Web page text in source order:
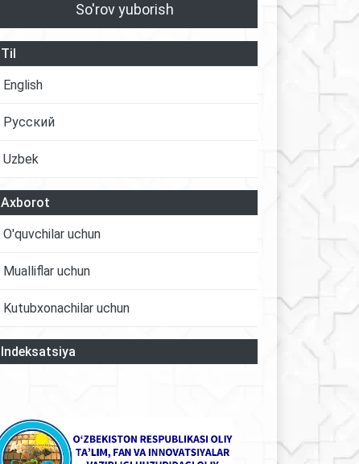
So'rov yuborish
Til
English
Русский
Uzbek
Axborot
O'quvchilar uchun
Mualliflar uchun
Kutubxonachilar uchun
Indeksatsiya